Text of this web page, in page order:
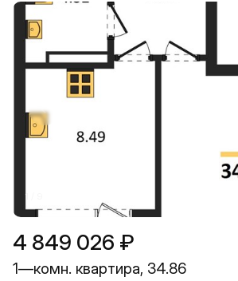
4 849 026 ₽
1—комн. квартира, 34.86